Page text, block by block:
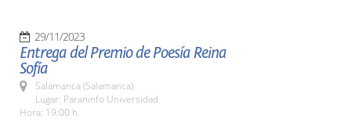
29/11/2023
Entrega del Premio de Poesía Reina
Sofía
Salamanca (Salamanca)
Lugar: Paraninfo Universidad
Hora: 19:00 h.